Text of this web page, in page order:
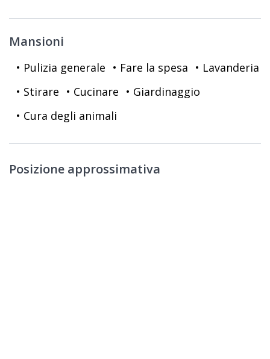
Mansioni
• Pulizia generale • Fare la spesa • Lavanderia
• Stirare • Cucinare • Giardinaggio
• Cura degli animali
Posizione approssimativa